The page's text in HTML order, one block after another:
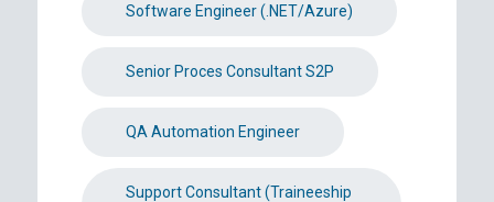
Software Engineer (.NET/Azure)
Senior Proces Consultant S2P
QA Automation Engineer
Support Consultant (Traineeship